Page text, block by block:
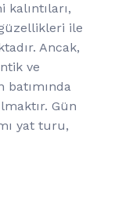
ile
Ancak,
ve
Gün
yat turu,